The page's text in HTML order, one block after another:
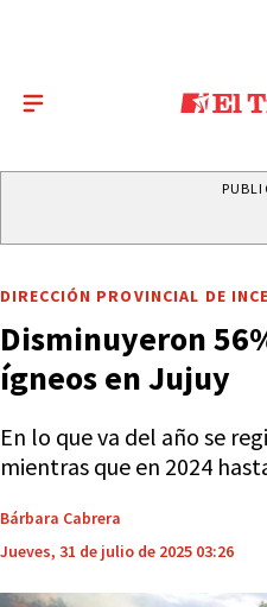
DIRECCIÓN PROVINCIAL DE
Disminuyeron
ígneos en Jujuy
En lo que va del año se
mientras que en 2024
Bárbara Cabrera
Jueves, 31 de julio de 2025 03:26